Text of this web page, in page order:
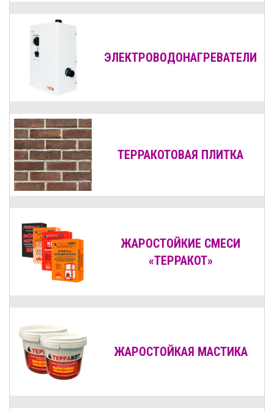
ЭЛЕКТРОВОДОНАГРЕВАТЕЛИ
ТЕРРАКОТОВАЯ ПЛИТКА
ЖАРОСТОЙКИЕ СМЕСИ
«ТЕРРАКОТ»
ЖАРОСТОЙКАЯ МАСТИКА